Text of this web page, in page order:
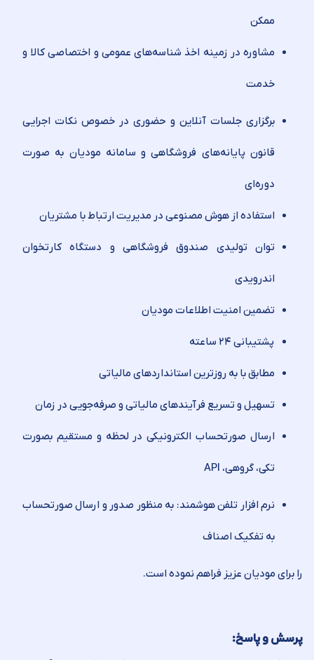
ممکن
مشاوره در زمینه اخذ شناسه‌های عمومی و اختصاصی کالا و
خدمت
برگزاری جلسات آنلاین و حضوری در خصوص نکات اجرایی
قانون پایانه‌های فروشگاهی و سامانه مودیان به صورت
دوره‌ای
استفاده از هوش مصنوعی در مدیریت ارتباط با مشتریان
توان تولیدی صندوق فروشگاهی و دستگاه کارتخوان
اندرویدی
تضمین امنیت اطلاعات مودیان
پشتیبانی ۲۴ ساعته
مطابق با به روز‌ترین استاندارد‌های مالیاتی
تسهیل و تسریع فرآیندهای مالیاتی و صرفه‌جویی در زمان
ارسال صورتحساب الکترونیکی در لحظه و مستقیم بصورت
تکی، گروهی، API
نرم افزار تلفن هوشمند: به منظور صدور و ارسال صورتحساب
به تفکیک اصناف
را برای مودیان عزیز فراهم نموده است.
پرسش و پاسخ: